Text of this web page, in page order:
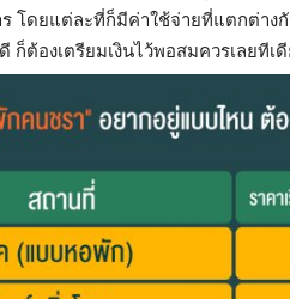
โดยแต่ละที่ก็มีค่าใช้จ่ายที่แตกต่าง
ต้องเตรียมเงินไว้พอสมควรเลยทีเ